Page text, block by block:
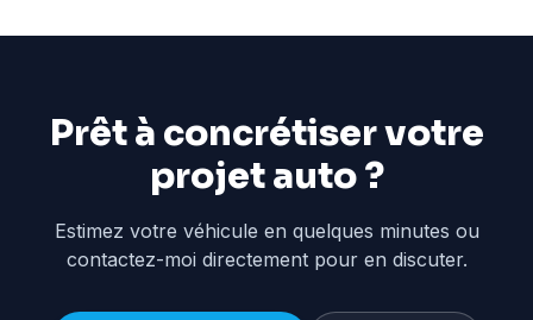
Prêt à concrétiser votre
projet auto ?
Estimez votre véhicule en quelques minutes ou
contactez-moi directement pour en discuter.